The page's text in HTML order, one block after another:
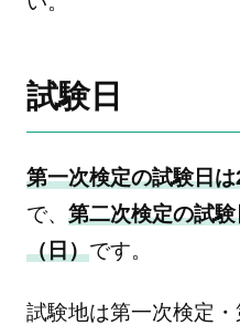
試験日
第一次検定の試験日
で、 第二次検定の試
（日）です。
試験地は第一次検定